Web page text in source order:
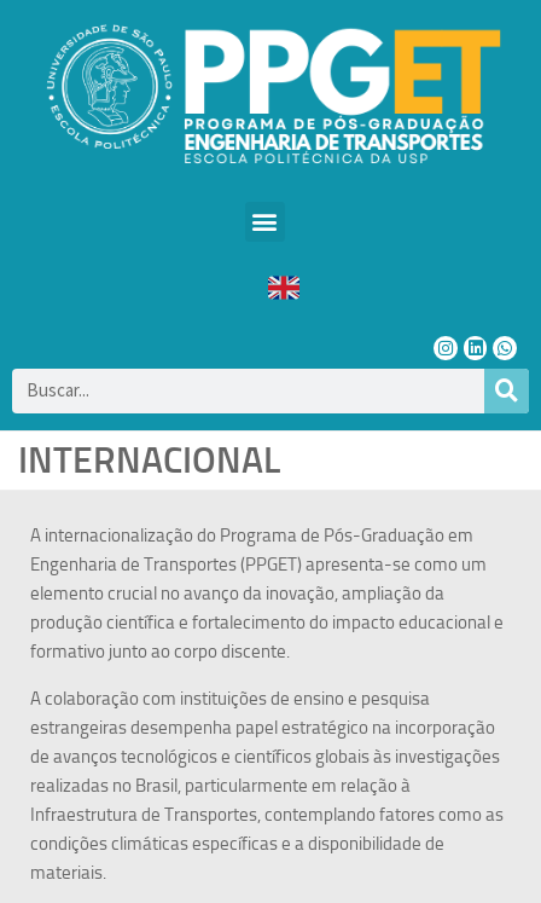
INTERNACIONAL
A internacionalização do Programa de Pós-Graduação em
Engenharia de Transportes (PPGET) apresenta-se como um
elemento crucial no avanço da inovação, ampliação da
produção científica e fortalecimento do impacto educacional e
formativo junto ao corpo discente.
A colaboração com instituições de ensino e pesquisa
estrangeiras desempenha papel estratégico na incorporação
de avanços tecnológicos e científicos globais às investigações
realizadas no Brasil, particularmente em relação à
Infraestrutura de Transportes, contemplando fatores como as
condições climáticas específicas e a disponibilidade de
materiais.